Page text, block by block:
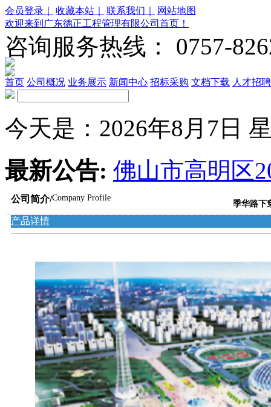
会员登录｜ 收藏本站｜ 联系我们｜
网站地图
欢迎来到广东德正工程管理有限公司首页！
咨询服务热线： 0757-
首页 公司概况 业务展示 新闻中心 招标采购 文档下载 人才招聘
今天是：2026年8月7日
最新公告: 佛山市高明区
公司简介/Company Profile
季华路下
产品详情